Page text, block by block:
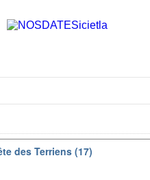
des Terriens (17)